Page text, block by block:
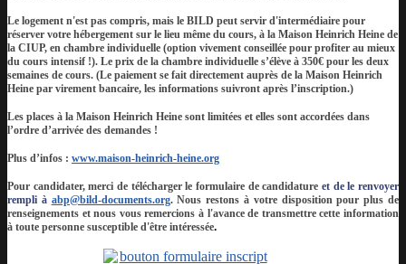
Le logement n'est pas compris, mais le BILD peut servir d'intermédiaire pour
réserver votre hébergement sur le lieu même du cours, à la Maison Heinrich Heine de
la CIUP, en chambre individuelle (option vivement conseillée pour profiter au mieux
du cours intensif !). Le prix de la chambre individuelle s’élève à 350€ pour les deux
semaines de cours. (Le paiement se fait directement auprès de la Maison Heinrich
Heine par virement bancaire, les informations suivront après l’inscription.)
Les places à la Maison Heinrich Heine sont limitées et elles sont accordées dans
l’ordre d’arrivée des demandes !
Plus d’infos : www.maison-heinrich-heine.org
Pour candidater, merci de télécharger le formulaire de candidature et de le renvoyer
rempli à abp@bild-documents.org.Nous restons à votre disposition pour plus de
renseignements et nous vous remercions à l'avance de transmettre cette information
à toute personne susceptible d'être intéressée.